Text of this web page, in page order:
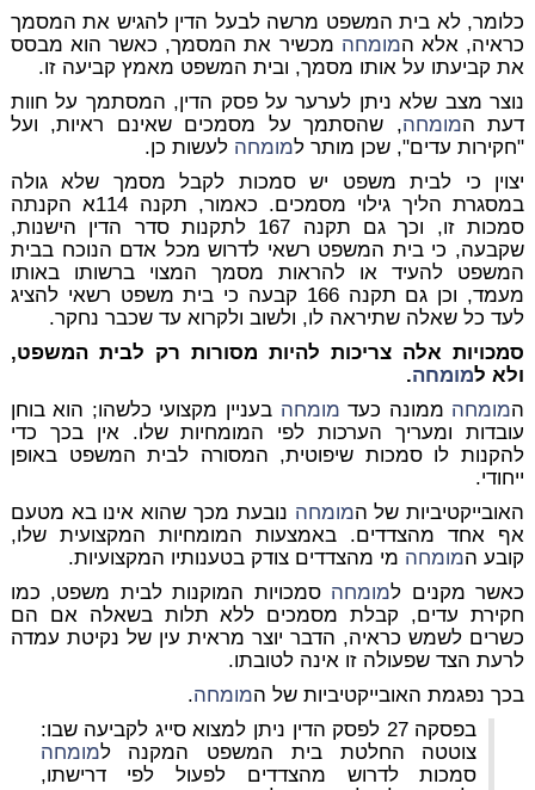
כלומר, לא בית המשפט מרשה לבעל הדין להגיש את המסמך
כראיה, אלא המומחה מכשיר את המסמך, כאשר הוא מבסס
את קביעתו על אותו מסמך, ובית המשפט מאמץ קביעה זו.
נוצר מצב שלא ניתן לערער על פסק הדין, המסתמך על חוות
דעת המומחה, שהסתמך על מסמכים שאינם ראיות, ועל
"חקירות עדים", שכן מותר למומחה לעשות כן.
יצוין כי לבית משפט יש סמכות לקבל מסמך שלא גולה
במסגרת הליך גילוי מסמכים. כאמור, תקנה 114א הקנתה
סמכות זו, וכך גם תקנה 167 לתקנות סדר הדין הישנות,
שקבעה, כי בית המשפט רשאי לדרוש מכל אדם הנוכח בבית
המשפט להעיד או להראות מסמך המצוי ברשותו באותו
מעמד, וכן גם תקנה 166 קבעה כי בית משפט רשאי להציג
לעד כל שאלה שתיראה לו, ולשוב ולקרוא עד שכבר נחקר.
סמכויות אלה צריכות להיות מסורות רק לבית המשפט,
ולא למומחה.
המומחה ממונה כעד מומחה בעניין מקצועי כלשהו; הוא בוחן
עובדות ומעריך הערכות לפי המומחיות שלו. אין בכך כדי
להקנות לו סמכות שיפוטית, המסורה לבית המשפט באופן
ייחודי.
האובייקטיביות של המומחה נובעת מכך שהוא אינו בא מטעם
אף אחד מהצדדים. באמצעות המומחיות המקצועית שלו,
קובע המומחה מי מהצדדים צודק בטענותיו המקצועיות.
כאשר מקנים למומחה סמכויות המוקנות לבית משפט, כמו
חקירת עדים, קבלת מסמכים ללא תלות בשאלה אם הם
כשרים לשמש כראיה, הדבר יוצר מראית עין של נקיטת עמדה
לרעת הצד שפעולה זו אינה לטובתו.
בכך נפגמת האובייקטיביות של המומחה.
בפסקה 27 לפסק הדין ניתן למצוא סייג לקביעה שבו:
צוטטה החלטת בית המשפט המקנה למומחה
סמכות לדרוש מהצדדים לפעול לפי דרישתו,